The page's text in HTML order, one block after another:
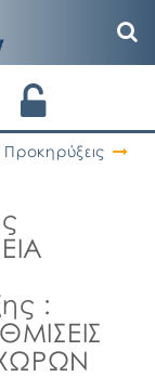
Προκηρύξεις
: